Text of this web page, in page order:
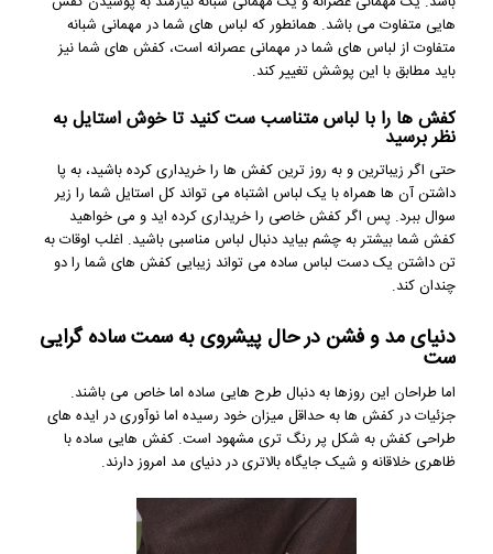
هایی متفاوت می باشد. همانطور که لباس های شما در مهمانی شبانه
متفاوت از لباس های شما در مهمانی عصرانه است، کفش های شما نیز
باید مطابق با این پوشش تغییر کند.
کفش ها را با لباس متناسب ست کنید تا خوش استایل به
نظر برسید
حتی اگر زیباترین و به روز ترین کفش ها را خریداری کرده باشید، به پا
داشتن آن ها همراه با یک لباس اشتباه می تواند کل استایل شما را زیر
سوال ببرد. پس اگر کفش خاصی را خریداری کرده اید و می خواهید
کفش شما بیشتر به چشم بیاید دنبال لباس مناسبی باشید. اغلب اوقات به
تن داشتن یک دست لباس ساده می تواند زیبایی کفش های شما را دو
چندان کند.
دنیای مد و فشن در حال پیشروی به سمت ساده گرایی
ست
اما طراحان این روزها به دنبال طرح هایی ساده اما خاص می باشند.
جزئیات در کفش ها به حداقل میزان خود رسیده اما نوآوری در ایده های
طراحی کفش به شکل پر رنگ تری مشهود است. کفش هایی ساده با
ظاهری خلاقانه و شیک جایگاه بالاتری در دنیای مد امروز دارند.